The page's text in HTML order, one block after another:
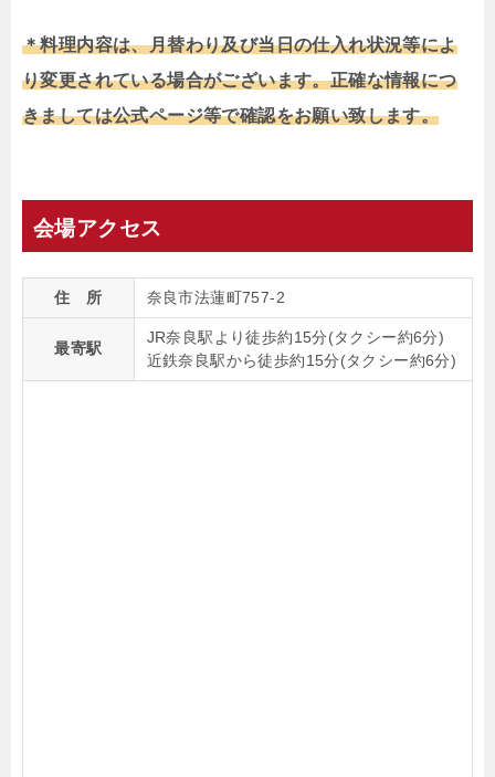
＊料理内容は、月替わり及び当日の仕入れ状況等によ
り変更されている場合がございます。正確な情報につ
きましては公式ページ等で確認をお願い致します。
会場アクセス
住 所 奈良市法蓮町757-2
最寄駅
JR奈良駅より徒歩約15分(タクシー約6分)
近鉄奈良駅から徒歩約15分(タクシー約6分)